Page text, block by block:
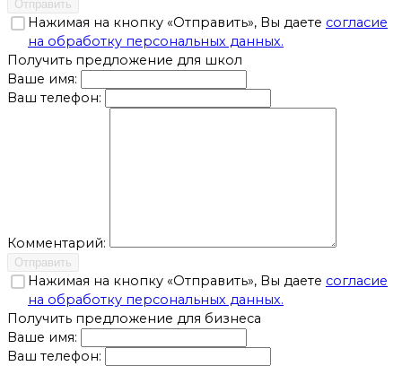
Отправить
Нажимая на кнопку «Отправить», Вы даете согласие
на обработку персональных данных.
Получить предложение для школ
Ваше имя:
Ваш телефон:
Комментарий:
Отправить
Нажимая на кнопку «Отправить», Вы даете согласие
на обработку персональных данных.
Получить предложение для бизнеса
Ваше имя:
Ваш телефон: